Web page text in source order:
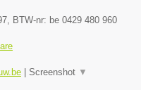
, BTW-nr: be 0429 480 960
Screenshot ▼